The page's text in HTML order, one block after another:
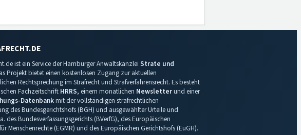
ist ein Service der Hamburger Anwaltskanzlei Strate und
Projekt bietet einen kostenlosen Zugang zur aktuellen
Rechtsprechung im Strafrecht und Strafverfahrensrecht. Es besteht
Fachzeitschrift HRRS, einem monatlichen Newsletterund einer
Datenbankmit der vollständigen strafrechtlichen
des Bundesgerichtshofs (BGH) und ausgewählter Urteile und
des Bundesverfassungsgerichts (BVerfG), des Europäischen
Menschenrechte (EGMR) und des Europäischen Gerichtshofs (EuGH).